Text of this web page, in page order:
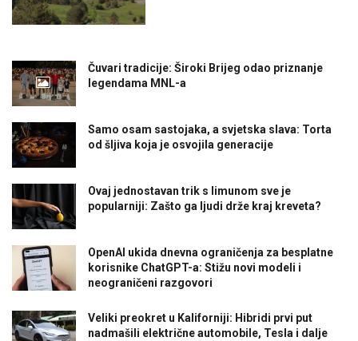
Čuvari tradicije: Široki Brijeg odao priznanje
legendama MNL-a
Samo osam sastojaka, a svjetska slava: Torta
od šljiva koja je osvojila generacije
Ovaj jednostavan trik s limunom sve je
popularniji: Zašto ga ljudi drže kraj kreveta?
OpenAI ukida dnevna ograničenja za besplatne
korisnike ChatGPT-a: Stižu novi modeli i
neograničeni razgovori
Veliki preokret u Kaliforniji: Hibridi prvi put
nadmašili električne automobile, Tesla i dalje